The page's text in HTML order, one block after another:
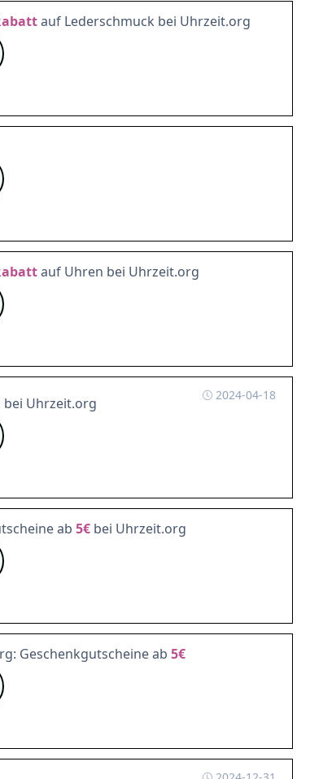
auf Lederschmuck bei Uhrzeit.org
auf Uhren bei Uhrzeit.org
2024-04-18
Uhrzeit.org
ab 5€ bei Uhrzeit.org
Geschenkgutscheine ab 5€